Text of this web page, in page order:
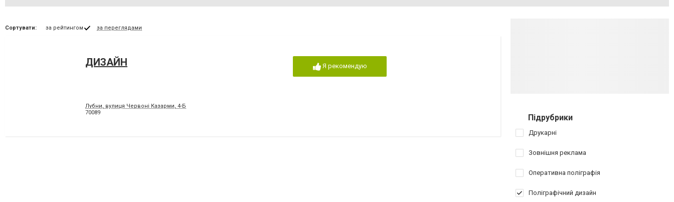
Сортувати: за рейтингом за переглядами
ДИЗАЙН
Лубни, вулиця Червоні Казарми, 4-Б
70089
Я рекомендую
Підрубрики
Друкарні
Зовнішня реклама
Оперативна поліграфія
Поліграфічний дизайн